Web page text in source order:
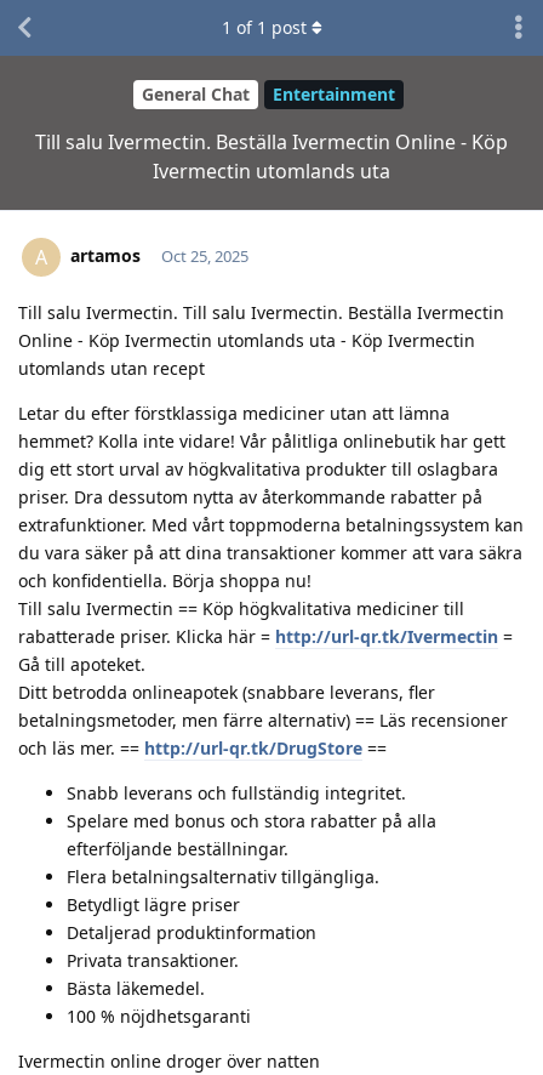
General Chat Entertainment
Till salu Ivermectin. Beställa Ivermectin Online - Köp
Ivermectin utomlands uta
1 of 1 post
A artamos Oct 25, 2025
Till salu Ivermectin. Till salu Ivermectin. Beställa Ivermectin
Online - Köp Ivermectin utomlands uta - Köp Ivermectin
utomlands utan recept
Letar du efter förstklassiga mediciner utan att lämna
hemmet? Kolla inte vidare! Vår pålitliga onlinebutik har gett
dig ett stort urval av högkvalitativa produkter till oslagbara
priser. Dra dessutom nytta av återkommande rabatter på
extrafunktioner. Med vårt toppmoderna betalningssystem kan
du vara säker på att dina transaktioner kommer att vara säkra
och konfidentiella. Börja shoppa nu!
Till salu Ivermectin == Köp högkvalitativa mediciner till
rabatterade priser. Klicka här = http://url-qr.tk/Ivermectin =
Gå till apoteket.
Ditt betrodda onlineapotek (snabbare leverans, fler
betalningsmetoder, men färre alternativ) == Läs recensioner
och läs mer. == http://url-qr.tk/DrugStore ==
Snabb leverans och fullständig integritet.
Spelare med bonus och stora rabatter på alla
efterföljande beställningar.
Flera betalningsalternativ tillgängliga.
Betydligt lägre priser
Detaljerad produktinformation
Privata transaktioner.
Bästa läkemedel.
100 % nöjdhetsgaranti
Ivermectin online droger över natten